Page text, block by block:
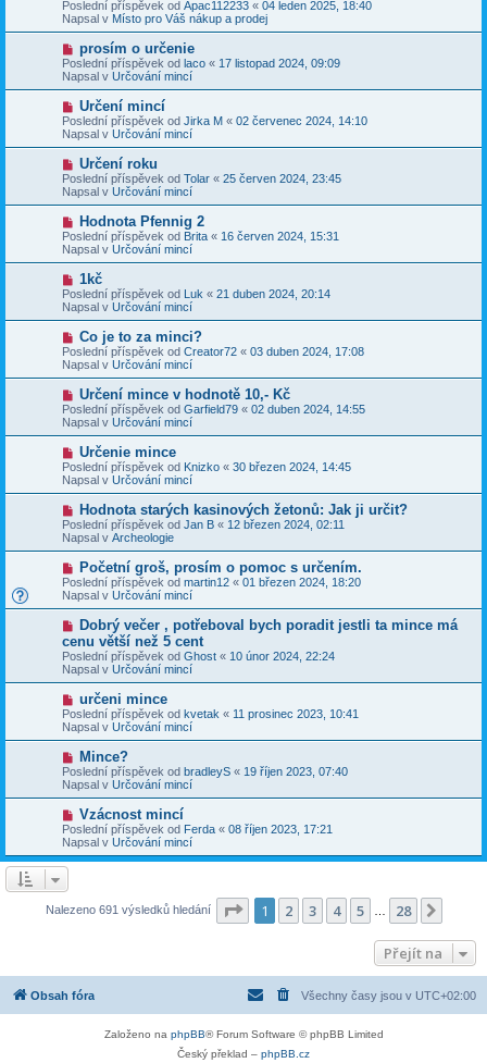
v
e
k
í
s
p
ě
v
e
k
v
ý
í
s
p
ě
v
e
k
Poslední příspěvek od Apac112233 « 04 leden 2025, 18:40
Napsal v Místo pro Váš nákup a prodej
N
o
v
ý
p
í
s
p
ě
v
e
k
prosím o určenie
Poslední příspěvek od laco « 17 listopad 2024, 09:09
Napsal v Určování mincí
N
o
v
ý
p
í
s
p
v
e
k
Určení mincí
Poslední příspěvek od Jirka M « 02 červenec 2024, 14:10
Napsal v Určování mincí
N
o
v
ý
p
í
s
p
ě
v
e
k
Určení roku
Poslední příspěvek od Tolar « 25 červen 2024, 23:45
Napsal v Určování mincí
N
o
v
ý
í
s
p
ě
v
e
k
Hodnota Pfennig 2
Poslední příspěvek od Brita « 16 červen 2024, 15:31
Napsal v Určování mincí
N
o
v
ý
í
s
p
ě
v
e
k
1kč
Poslední příspěvek od Luk « 21 duben 2024, 20:14
Napsal v Určování mincí
N
o
v
ý
p
í
s
p
ě
v
e
k
Co je to za minci?
Poslední příspěvek od Creator72 « 03 duben 2024, 17:08
Napsal v Určování mincí
N
o
v
ý
p
í
s
p
v
e
k
Určení mince v hodnotě 10,- Kč
Poslední příspěvek od Garfield79 « 02 duben 2024, 14:55
Napsal v Určování mincí
N
o
v
ý
p
í
s
p
v
e
k
Určenie mince
Poslední příspěvek od Knizko « 30 březen 2024, 14:45
Napsal v Určování mincí
N
o
v
ý
p
í
s
p
v
e
k
Hodnota starých kasinových žetonů: Jak ji určit?
Poslední příspěvek od Jan B « 12 březen 2024, 02:11
Napsal v Archeologie
N
o
v
ý
p
í
s
p
ě
v
e
k
Početní groš, prosím o pomoc s určením.
Poslední příspěvek od martin12 « 01 březen 2024, 18:20
Napsal v Určování mincí
N
v
ý
p
ř
s
p
ě
v
e
k
Dobrý večer , potřeboval bych poradit jestli ta mince má
cenu větší než 5 cent
Poslední příspěvek od Ghost « 10 únor 2024, 22:24
Napsal v Určování mincí
N
o
v
ý
p
í
s
p
ě
v
e
k
určeni mince
Poslední příspěvek od kvetak « 11 prosinec 2023, 10:41
Napsal v Určování mincí
N
o
v
ý
p
í
s
p
k
Mince?
Poslední příspěvek od bradleyS « 19 říjen 2023, 07:40
Napsal v Určování mincí
N
o
v
ý
p
p
Vzácnost mincí
Poslední příspěvek od Ferda « 08 říjen 2023, 17:21
Napsal v Určování mincí
Nalezeno 691 výsledků hledání Stránka z 28
1 2 3 4 5 28
Přejít na
Obsah fóra Všechny časy jsou v UTC+02:00
Založeno na phpBB® Forum Software © phpBB Limited
Český překlad – phpBB.cz